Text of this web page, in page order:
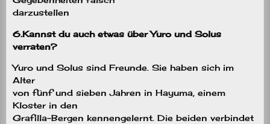
darzustellen
6.Kannst du auch etwas über Yuro und Solus
verraten?
Yuro und Solus sind Freunde. Sie haben sich im
Alter
von fünf und sieben Jahren in Hayuma, einem
Kloster in den
Grafilla-Bergen kennengelernt. Die beiden verbindet